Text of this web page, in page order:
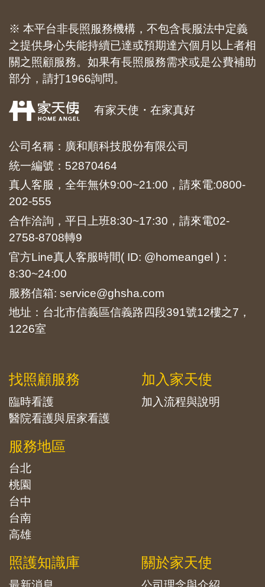
※ 本平台非長照服務機構，不包含長服法中定義
之提供身心失能持續已達或預期達六個月以上者相
關之照顧服務。如果有長照服務需求或是公費補助
部分，請打1966詢問。
有家天使・在家真好
公司名稱：廣和順科技股份有限公司
統一編號：52870464
真人客服，全年無休9:00~21:00，請來電:0800-
202-555
合作洽詢，平日上班8:30~17:30，請來電02-
2758-8708轉9
官方Line真人客服時間( ID: @homeangel )：
8:30~24:00
服務信箱: service@ghsha.com
地址：台北市信義區信義路四段391號12樓之7，
1226室
找照顧服務
臨時看護
醫院看護與居家看護
服務地區
台北
桃園
台中
台南
高雄
加入家天使
加入流程與說明
照護知識庫 關於家天使